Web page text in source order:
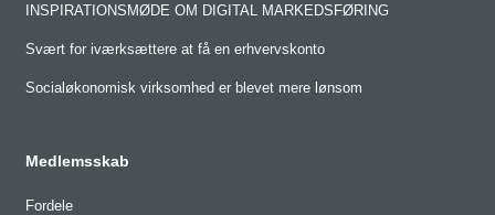
INSPIRATIONSMØDE OM DIGITAL MARKEDSFØRING
Svært for iværksættere at få en erhvervskonto
Socialøkonomisk virksomhed er blevet mere lønsom
Medlemsskab
Fordele